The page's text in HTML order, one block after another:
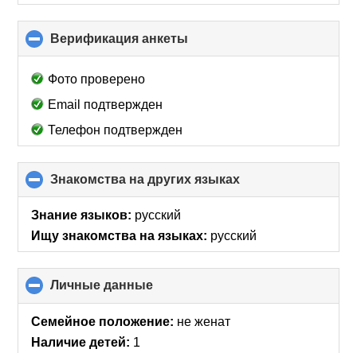
Верификация анкеты
to
Фото проверено
Email подтвержден
Телефон подтвержден
Знакомства на других языках
to
contents
Знание языков: русский
Ищу знакомства на языках: русский
Личные данные
to
collapse
Семейное положение: не женат
Наличие детей: 1